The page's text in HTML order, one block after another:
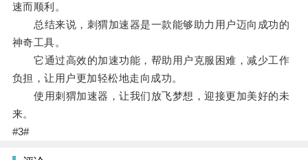
速而顺利。
总结来说，刺猬加速器是一款能够助力用户迈向成功的
神奇工具。
它通过高效的加速功能，帮助用户克服困难，减少工作
负担，让用户更加轻松地走向成功。
使用刺猬加速器，让我们放飞梦想，迎接更加美好的未
来。
#3#